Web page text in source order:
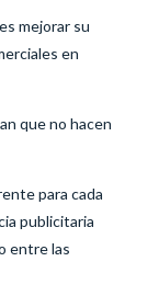
mejorar su
en
que no hacen
para cada
publicitaria
entre las